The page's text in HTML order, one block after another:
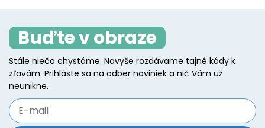
Buďte v obraze
Stále niečo chystáme. Navyše rozdávame tajné kódy k
zľavám. Prihláste sa na odber noviniek a nič Vám už
neunikne.